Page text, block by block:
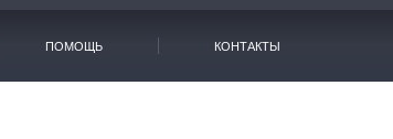
ПОМОЩЬ КОНТАКТЫ